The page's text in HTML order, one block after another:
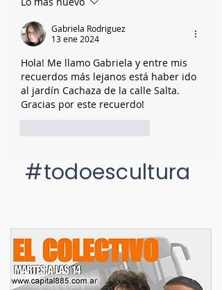
Gabriela Rodriguez
13 ene 2024
Hola! Me llamo Gabriela y entre mis
recuerdos más lejanos está haber ido
al jardín Cachaza de la calle Salta.
Gracias por este recuerdo!
#todoescultura